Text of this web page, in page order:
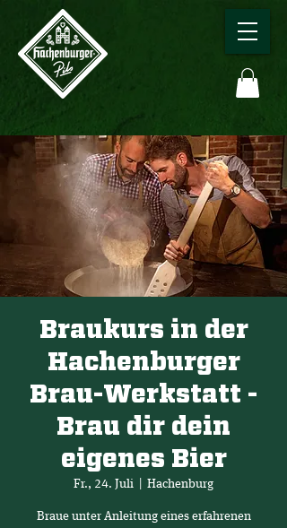
Braukurs in der
Hachenburger
Brau-Werkstatt -
Brau dir dein
eigenes Bier
Fr., 24. Juli Hachenburg
Braue unter Anleitung eines erfahrenen